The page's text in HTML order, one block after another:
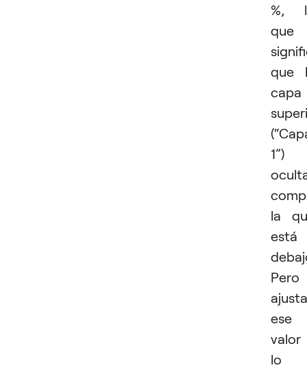
%,
que
que
capa
1”)
la
está
Pero
ese
valor
lo